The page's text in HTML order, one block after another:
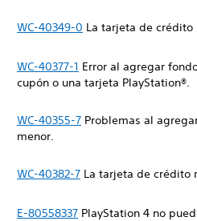
WC-40349-0 La tarjeta de
WC-40377-1 Error al agregar
cupón o una tarjeta PlayStation®.
WC-40355-7 Problemas al
menor.
WC-40382-7 La tarjeta de crédito
E-80558337 PlayStation 4 no